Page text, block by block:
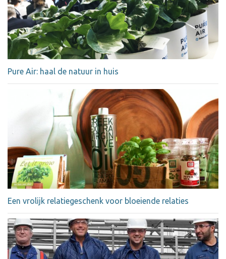
Pure Air: haal de natuur in huis
Een vrolijk relatiegeschenk voor bloeiende relaties